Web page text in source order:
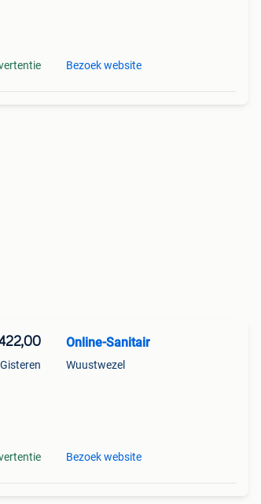
Bezoek website
Gisteren
Online-Sanitair
Wuustwezel
Bezoek website